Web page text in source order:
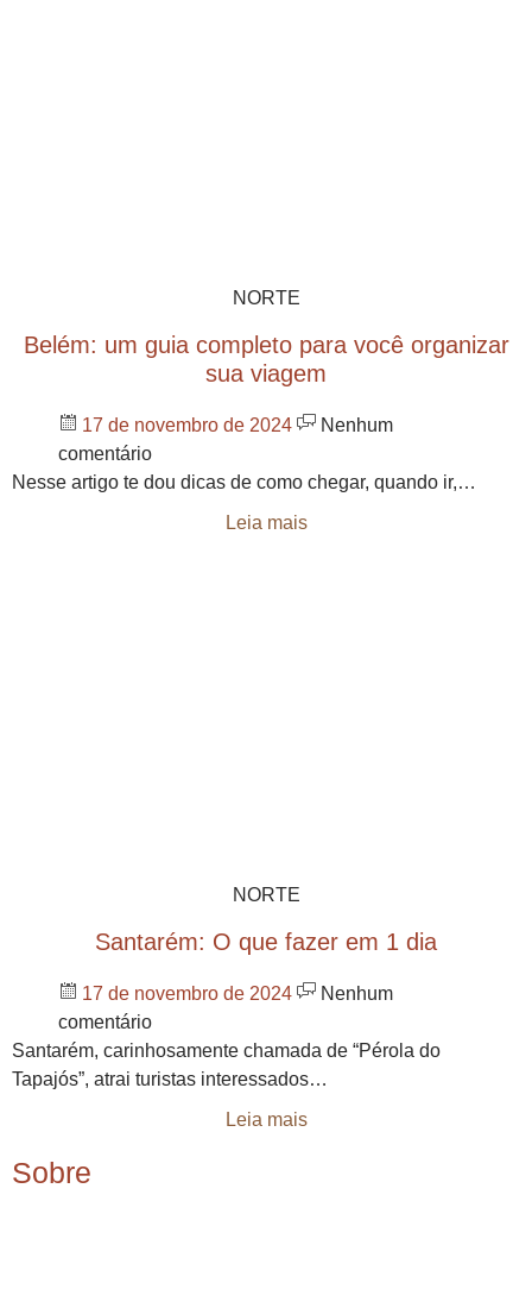
NORTE
Belém: um guia completo para você organizar
sua viagem
17 de novembro de 2024
Nenhum
comentário
Nesse artigo te dou dicas de como chegar, quando ir,…
Leia mais
NORTE
Santarém: O que fazer em 1 dia
17 de novembro de 2024
Nenhum
comentário
Santarém, carinhosamente chamada de “Pérola do
Tapajós”, atrai turistas interessados…
Leia mais
Sobre